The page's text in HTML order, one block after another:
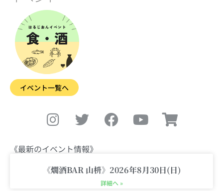
イベント一覧へ
I
n
s
t
a
g
w
i
t
t
e
a
c
o
o
o
u
b
h
o
i
《最新のイベント情報》
《燗酒BAR 山枡》2026年8月30日(日)
詳細へ »